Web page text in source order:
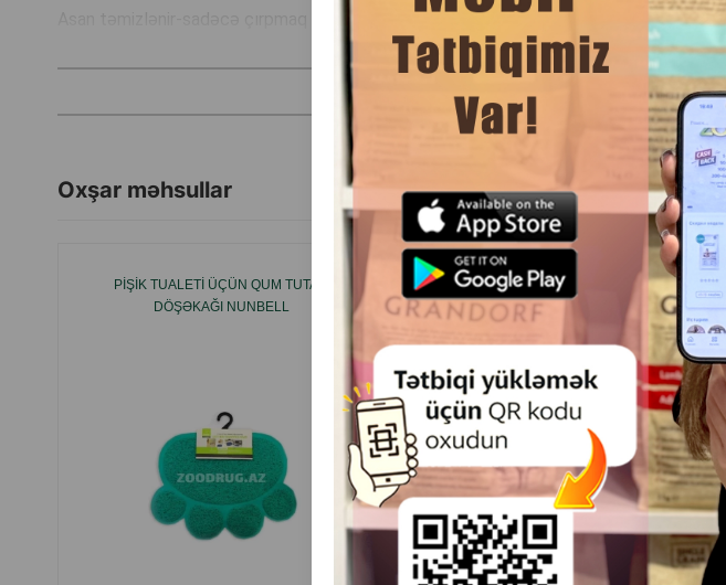
Asan təmizlənir-sadəcə çırpmaq və ya yumaq kifayətdir
Yumşaqdır və pəncələr üçün təhlükəsizdir
Bütün növ tualet kabinələri ilə uyğundur
Oxşar məhsullar
PIŞIK TUALETI ÜÇÜN QUM TUTAN
DÖŞƏKAĞI NUNBELL